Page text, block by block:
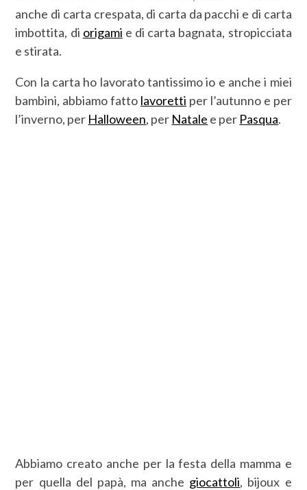
anche di carta crespata, di carta da pacchi e di carta
imbottita, di origami e di carta bagnata, stropicciata
e stirata.
Con la carta ho lavorato tantissimo io e anche i miei
bambini, abbiamo fatto lavoretti per l’autunno e per
l’inverno, per Halloween, per Natale e per Pasqua.
Abbiamo creato anche per la festa della mamma e
per quella del papà, ma anche giocattoli, bijoux e